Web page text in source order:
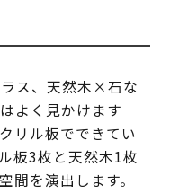
ス、天然木×石な
よく見かけます
リル板でできてい
板3枚と天然木1枚
間を演出します。